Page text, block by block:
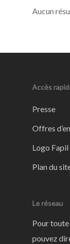
Aucun
Accès
Presse
Offres
Logo
Plan du
Le réseau
Pour toute
pouvez